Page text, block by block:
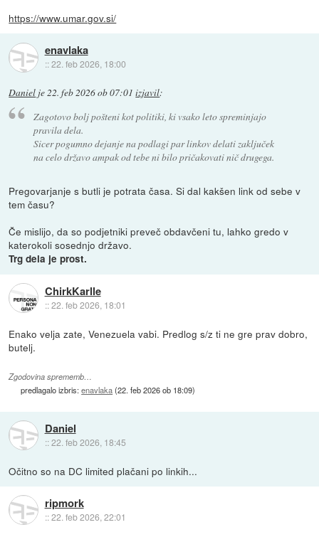
https://www.umar.gov.si/
enavlaka
::22. feb 2026, 18:00
Daniel je22. feb 2026 ob 07:01 izjavil:
Zagotovo bolj pošteni kot politiki, ki vsako leto spreminjajo
pravila dela.
Sicer pogumno dejanje na podlagi par linkov delati zaključek
na celo državo ampak od tebe ni bilo pričakovati nič drugega.
Pregovarjanje s butli je potrata časa. Si dal kakšen link od sebe v
tem času?
Če mislijo, da so podjetniki preveč obdavčeni tu, lahko gredo v
katerokoli sosednjo državo.
Trg dela je prost.
ChirkKarlle
::22. feb 2026, 18:01
Enako velja zate, Venezuela vabi. Predlog s/z ti ne gre prav dobro,
butelj.
Zgodovina sprememb…
predlagalo izbris:enavlaka(22. feb 2026 ob 18:09)
Daniel
::22. feb 2026, 18:45
Očitno so na DC limited plačani po linkih...
ripmork
::22. feb 2026, 22:01